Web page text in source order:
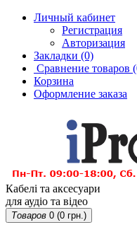
Личный кабинет
Регистрация
Авторизация
Закладки (0)
Сравнение товаров
Корзина
Оформление заказа
Кабелі та аксесуари
для аудіо та відео
Товаров 0 (0 грн.)